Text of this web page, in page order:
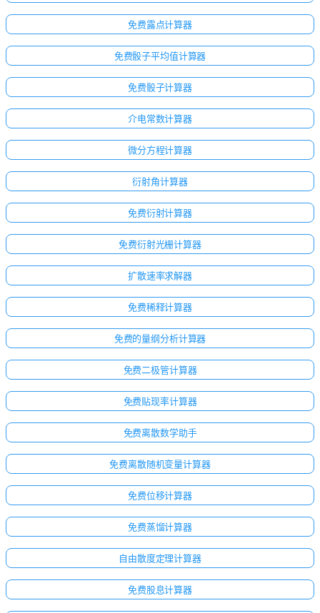
免费露点计算器
免费骰子平均值计算器
免费骰子计算器
介电常数计算器
微分方程计算器
衍射角计算器
免费衍射计算器
免费衍射光栅计算器
扩散速率求解器
免费稀释计算器
免费的量纲分析计算器
免费二极管计算器
免费贴现率计算器
免费离散数学助手
免费离散随机变量计算器
免费位移计算器
免费蒸馏计算器
自由散度定理计算器
免费股息计算器